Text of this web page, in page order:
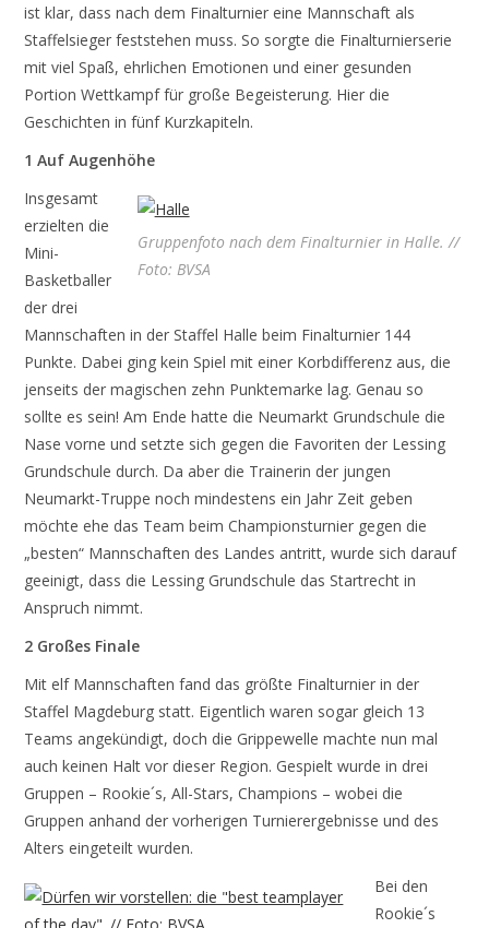
ist klar, dass nach dem Finalturnier eine Mannschaft als
Staffelsieger feststehen muss. So sorgte die Finalturnierserie
mit viel Spaß, ehrlichen Emotionen und einer gesunden
Portion Wettkampf für große Begeisterung. Hier die
Geschichten in fünf Kurzkapiteln.
1 Auf Augenhöhe
Gruppenfoto nach dem Finalturnier in Halle. //
Foto: BVSA
Insgesamt
erzielten die
Mini-
Basketballer
der drei
Mannschaften in der Staffel Halle beim Finalturnier 144
Punkte. Dabei ging kein Spiel mit einer Korbdifferenz aus, die
jenseits der magischen zehn Punktemarke lag. Genau so
sollte es sein! Am Ende hatte die Neumarkt Grundschule die
Nase vorne und setzte sich gegen die Favoriten der Lessing
Grundschule durch. Da aber die Trainerin der jungen
Neumarkt-Truppe noch mindestens ein Jahr Zeit geben
möchte ehe das Team beim Championsturnier gegen die
„besten“ Mannschaften des Landes antritt, wurde sich darauf
geeinigt, dass die Lessing Grundschule das Startrecht in
Anspruch nimmt.
2 Großes Finale
Mit elf Mannschaften fand das größte Finalturnier in der
Staffel Magdeburg statt. Eigentlich waren sogar gleich 13
Teams angekündigt, doch die Grippewelle machte nun mal
auch keinen Halt vor dieser Region. Gespielt wurde in drei
Gruppen – Rookie´s, All-Stars, Champions – wobei die
Gruppen anhand der vorherigen Turnierergebnisse und des
Alters eingeteilt wurden.
Bei den
Rookie´s